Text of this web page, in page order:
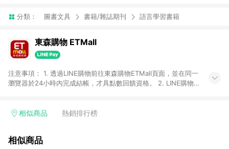
分類： 圖書文具 書籍/雜誌期刊 語言學習書籍
東森購物 ETMall
注意事項： 1. 透過LINE購物前往東森購物ETMall頁面，並在同一
瀏覽器於24小時內完成結帳，才具點數回饋資格。 2. LINE購物
單，皆不在點數回饋範圍內。 3. 如購買以下類別商品，將無法獲
球嚴選、商城、專案商品、「草莓網」全館商品。 4. 如取消訂
相似商品 熱銷排行榜
相似商品